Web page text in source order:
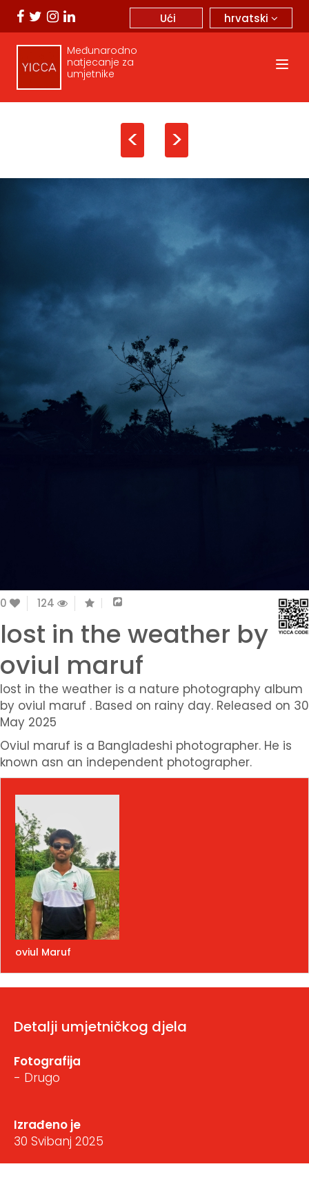
hrvatski
Ući
Međunarodno
natjecanje za
umjetnike
< >
0 124
lost in the weather by
oviul maruf
lost in the weather is a nature photography album
by oviul maruf . Based on rainy day. Released on 30
May 2025
Oviul maruf is a Bangladeshi photographer. He is
known asn an independent photographer.
oviul Maruf
Detalji umjetničkog djela
Fotografija
- Drugo
Izrađeno je
30 Svibanj 2025